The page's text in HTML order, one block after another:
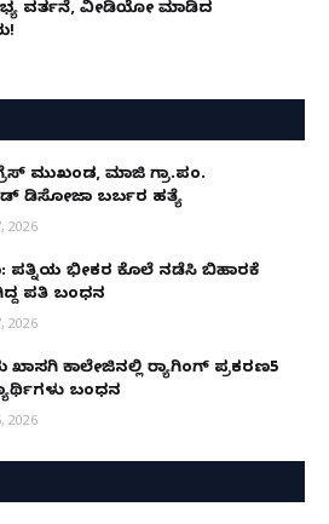
ವರ್ತನೆ, ವೀಡಿಯೋ ಮಾಡಿದ
ಮುಖಂಡ, ಮಾಜಿ ಗ್ರಾ.ಪಂ.
ಡಿಸೋಜಾ ಬರ್ಬರ ಹತ್ಯೆ
2026
ಪತ್ನಿಯ ಭೀಕರ ಕೊಲೆ ನಡೆಸಿ ಬಿಹಾರಕ್ಕೆ
ಪತಿ ಬಂಧನ
2026
ಕಾಲೇಜಿನಲ್ಲಿ ರ‌್ಯಾಗಿಂಗ್ ಪ್ರಕರಣ5
ಬಂಧನ
2026